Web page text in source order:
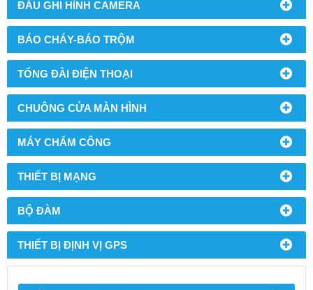
ĐẦU GHI HÌNH CAMERA
BÁO CHÁY-BÁO TRỘM
TỔNG ĐÀI ĐIỆN THOẠI
CHUÔNG CỬA MÀN HÌNH
MÁY CHẤM CÔNG
THIẾT BỊ MẠNG
BỘ ĐÀM
THIẾT BỊ ĐỊNH VỊ GPS